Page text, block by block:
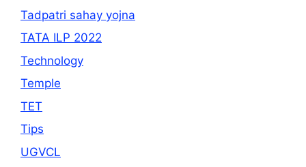
Tadpatri sahay yojna
TATA ILP 2022
Technology
Temple
TET
Tips
UGVCL